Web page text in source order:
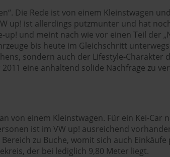
Die Rede ist von einem Kleinstwagen
up! ist allerdings putzmunter und hat
und meint nach wie vor einen Teil der
bis heute im Gleichschritt
sondern auch der Lifestyle-Charakter
eine anhaltend solide Nachfrage zu
von einem Kleinstwagen. Für ein Kei-
ist im VW up! ausreichend
zu Buche, womit sich auch
der bei lediglich 9,80 Meter liegt.